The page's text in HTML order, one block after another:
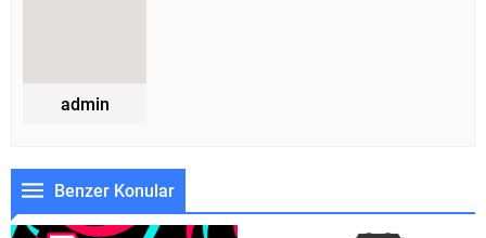
admin
Benzer Konular